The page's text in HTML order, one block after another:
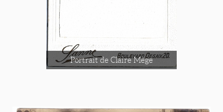
Portrait de Claire Mège